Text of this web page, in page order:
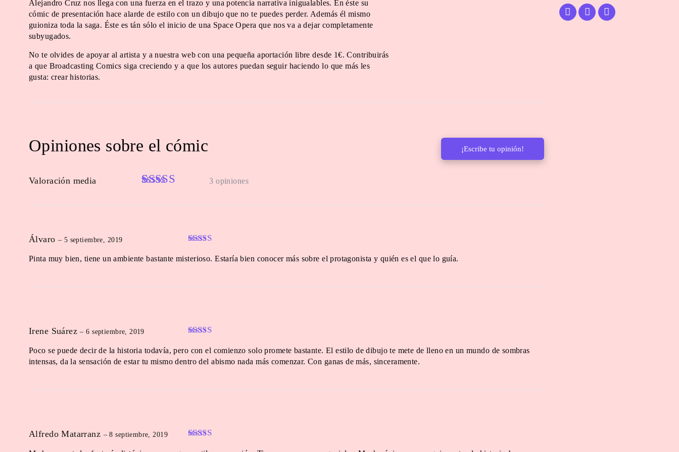
Alejandro Cruz nos llega con una fuerza en el trazo y una potencia narrativa inigualables. En éste su
cómic de presentación hace alarde de estilo con un dibujo que no te puedes perder. Además él mismo
guioniza toda la saga. Éste es tán sólo el inicio de una Space Opera que nos va a dejar completamente
subyugados.
No te olvides de apoyar al artista y a nuestra web con una pequeña aportación libre desde 1€. Contribuirás
a que Broadcasting Comics siga creciendo y a que los autores puedan seguir haciendo lo que más les
gusta: crear historias.
Opiniones sobre el cómic ¡Escribe tu opinión!
Valoración media
out of 5
3 opiniones
en4de 5
Álvaro – 5 septiembre, 2019
Pinta muy bien, tiene un ambiente bastante misterioso. Estaría bien conocer más sobre el protagonista y quién es el que lo guía.
en4 de 5
Irene Suárez– 6 septiembre, 2019
Poco se puede decir de la historia todavía, pero con el comienzo solo promete bastante. El estilo de dibujo te mete de lleno en un mundo de sombras
intensas, da la sensación de estar tu mismo dentro del abismo nada más comenzar. Con ganas de más, sinceramente.
Alfredo Matarranz – 8 septiembre, 2019